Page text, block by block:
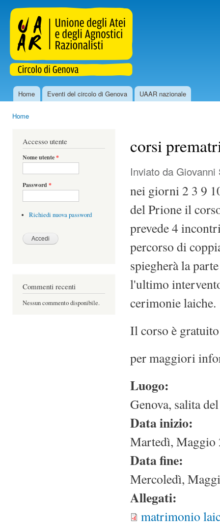
uaar.genova.it
Menu principale
Home Eventi del circolo di Genova UAAR nazionale
Home
Accesso utente
Nome utente*
Password *
Richiedi nuova password
Commenti recenti
Nessun commento disponibile.
corsi
Inviato da Giovanni
nei giorni 2 3 9
del Prione il
prevede 4
percorso di
spiegherà la
l'ultimo
cerimonie laiche.
Il corso è
per maggiori
Luogo:
Genova, salita
Data inizio:
Martedì, Maggio
Data fine:
Mercoledì,
Allegati:
matrimonio